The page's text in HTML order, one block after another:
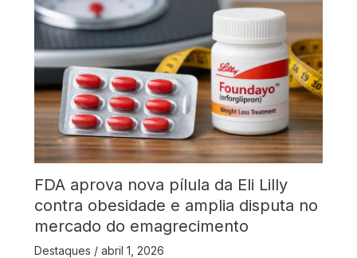
FDA aprova nova pílula da Eli Lilly
contra obesidade e amplia disputa no
mercado do emagrecimento
Destaques / abril 1, 2026